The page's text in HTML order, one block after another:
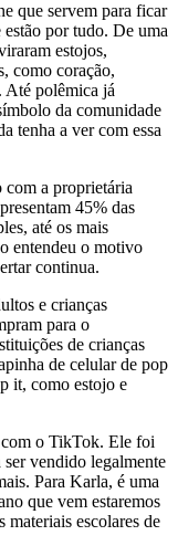
que servem para ficar
por tudo. De uma
estojos,
como coração,
Até polêmica já
da comunidade
tenha a ver com essa
com a proprietária
45% das
até os mais
entendeu o motivo
continua.
e crianças
para o
de crianças
de celular de pop
it, como estojo e
o TikTok. Ele foi
vendido legalmente
Para Karla, é uma
que vem estaremos
materiais escolares de